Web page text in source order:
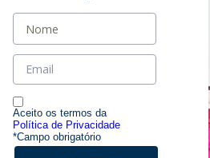
Aceito os termos da
Política de Privacidade
*Campo obrigatório